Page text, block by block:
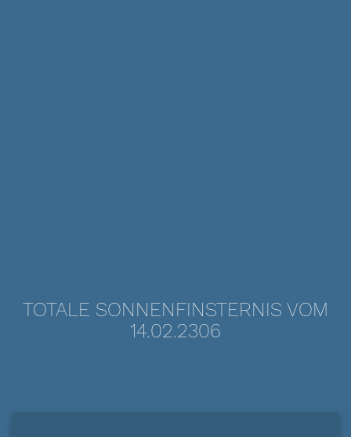
TOTALE SONNENFINSTERNIS VOM
14.02.2306